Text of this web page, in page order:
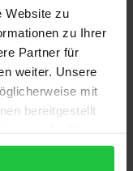
Website zu
zu Ihrer
Partner für
weiter. Unsere
mit
bereitgestellt